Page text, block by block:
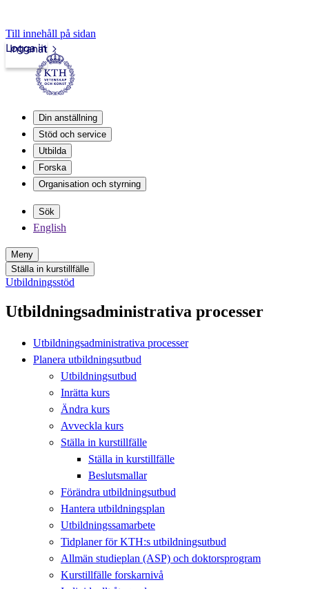
Till innehåll på sidan
Intranät
Logga in
Din anställning
Stöd och service
Utbilda
Forska
Organisation och styrning
Sök
English
Meny
Ställa in kurstillfälle
Utbildningsstöd
Utbildningsadministrativa processer
Utbildningsadministrativa processer
Planera utbildningsutbud
Utbildningsutbud
Inrätta kurs
Ändra kurs
Avveckla kurs
Ställa in kurstillfälle
Ställa in kurstillfälle
Beslutsmallar
Förändra utbildningsutbud
Hantera utbildningsplan
Utbildningssamarbete
Tidplaner för KTH:s utbildningsutbud
Allmän studieplan (ASP) och doktorsprogram
Kurstillfälle forskarnivå